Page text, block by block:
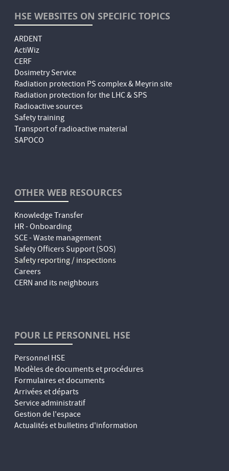
HSE WEBSITES ON SPECIFIC TOPICS
ARDENT
ActiWiz
CERF
Dosimetry Service
Radiation protection PS complex & Meyrin site
Radiation protection for the LHC & SPS
Radioactive sources
Safety training
Transport of radioactive material
SAPOCO
OTHER WEB RESOURCES
Knowledge Transfer
HR - Onboarding
SCE - Waste management
Safety Officers Support (SOS)
Safety reporting / inspections
Careers
CERN and its neighbours
POUR LE PERSONNEL HSE
Personnel HSE
Modèles de documents et procédures
Formulaires et documents
Arrivées et départs
Service administratif
Gestion de l'espace
Actualités et bulletins d'information